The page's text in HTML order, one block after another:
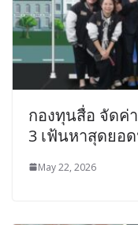
กองทุนสื่อ จัดค่
3 เฟ้นหาสุดยอ
May 22, 2026